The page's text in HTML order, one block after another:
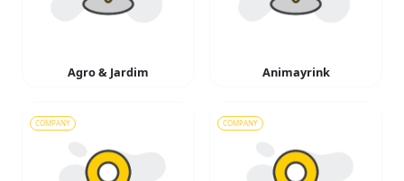
Agro & Jardim Animayrink
COMPANY COMPANY